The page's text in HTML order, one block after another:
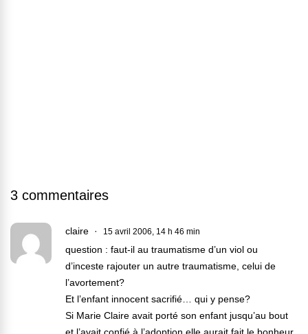
3 commentaires
claire 15 avril 2006, 14 h 46 min
question : faut-il au traumatisme d’un viol ou
d’inceste rajouter un autre traumatisme, celui de
l’avortement?
Et l’enfant innocent sacrifié… qui y pense?
Si Marie Claire avait porté son enfant jusqu’au bout